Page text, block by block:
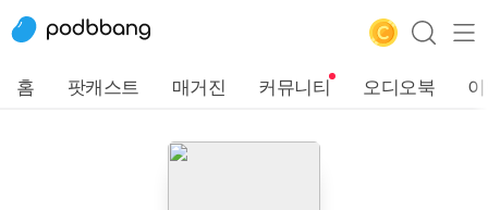
홈 팟캐스트 매거진 커뮤니티 오디오북